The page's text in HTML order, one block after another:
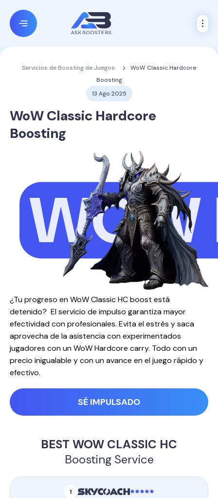
Servicios de Boosting de Juegos
WoW Classic Hardcore
Boosting
13 Ago 2025
WoW Classic Hardcore
Boosting
WOW
¿Tu progreso en WoW Classic HC boost está
detenido? El servicio de impulso garantiza mayor
efectividad con profesionales. Evita el estrés y saca
aprovecha de la asistencia con experimentados
jugadores con un WoW Hardcore carry. Todo con un
precio inigualable y con un avance en el juego rápido y
efectivo.
SÉ IMPULSADO
BEST WOW CLASSIC HC
Boosting Service
1